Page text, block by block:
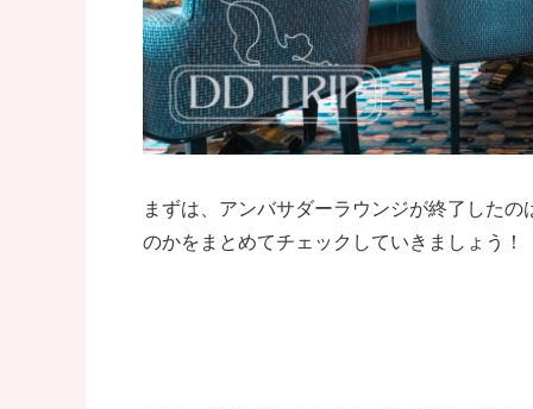
まずは、アンバサダーラウンジが終了した
のかをまとめてチェックしていきましょう！